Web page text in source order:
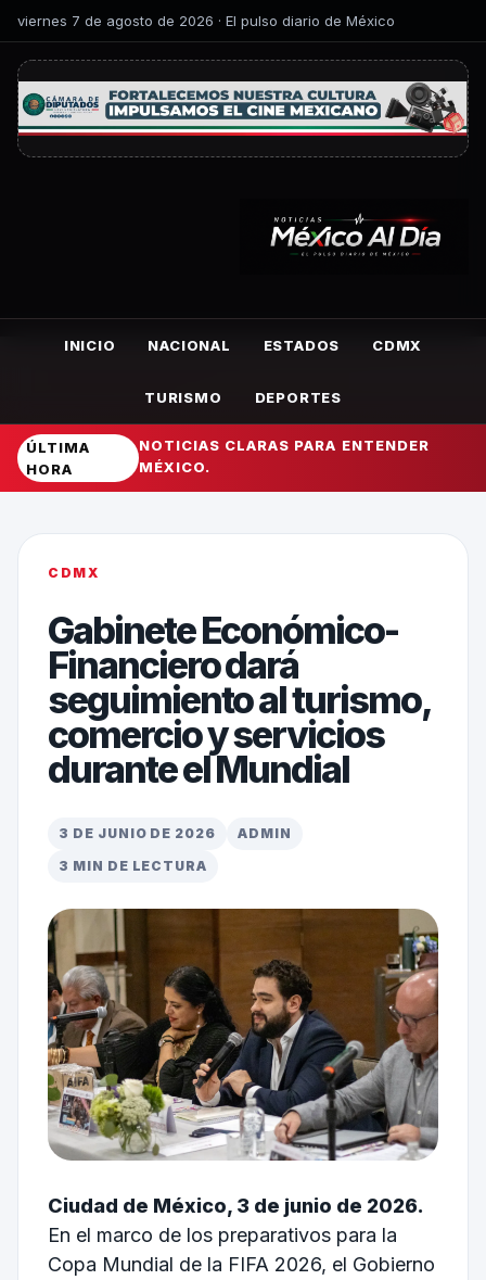
viernes 7 de agosto de 2026 · El pulso diario de México
INICIO NACIONAL ESTADOS CDMX
TURISMO DEPORTES
ÚLTIMA
HORA
NOTICIAS CLARAS PARA ENTENDER
MÉXICO.
CDMX
Gabinete Económico-
Financiero dará
seguimiento al turismo,
comercio y servicios
durante el Mundial
3 DE JUNIO DE 2026
ADMIN
3 MIN DE LECTURA
Ciudad de México, 3 de junio de 2026.
En el marco de los preparativos para la
Copa Mundial de la FIFA 2026, el Gobierno